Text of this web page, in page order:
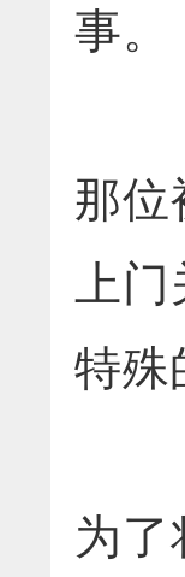
事。
那位
上
特殊
为